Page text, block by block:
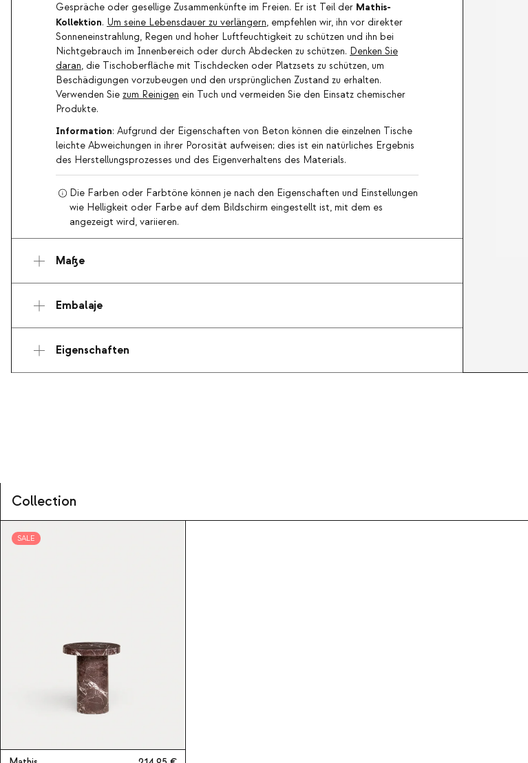
Gespräche oder gesellige Zusammenkünfte im Freien. Er ist Teil der Mathis-
Kollektion. Um seine Lebensdauer zu verlängern, empfehlen wir, ihn vor direkter
Sonneneinstrahlung, Regen und hoher Luftfeuchtigkeit zu schützen und ihn bei
Nichtgebrauch im Innenbereich oder durch Abdecken zu schützen. Denken Sie
daran, die Tischoberfläche mit Tischdecken oder Platzsets zu schützen, um
Beschädigungen vorzubeugen und den ursprünglichen Zustand zu erhalten.
Verwenden Sie zum Reinigen ein Tuch und vermeiden Sie den Einsatz chemischer
Produkte.
Information: Aufgrund der Eigenschaften von Beton können die einzelnen Tische
leichte Abweichungen in ihrer Porosität aufweisen; dies ist ein natürliches Ergebnis
des Herstellungsprozesses und des Eigenverhaltens des Materials.
Die Farben oder Farbtöne können je nach den Eigenschaften und Einstellungen
wie Helligkeit oder Farbe auf dem Bildschirm eingestellt ist, mit dem es
angezeigt wird, variieren.
Maße
Embalaje
Eigenschaften
Collection
SALE